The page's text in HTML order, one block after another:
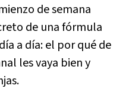
de semana
de una fórmula
a día: el por qué de
les vaya bien y